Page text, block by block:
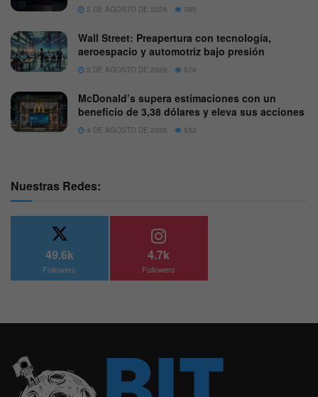
5 DE AGOSTO DE 2026 580
Wall Street: Preapertura con tecnología,
aeroespacio y automotriz bajo presión
5 DE AGOSTO DE 2026 578
McDonald’s supera estimaciones con un
beneficio de 3,38 dólares y eleva sus acciones
4 DE AGOSTO DE 2026 552
Nuestras Redes:
49.6k
Followers
4.7k
Followers